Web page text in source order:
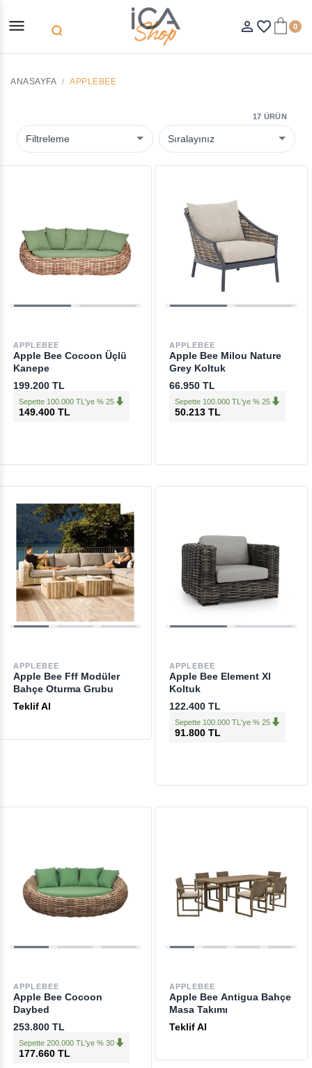
menu search person_outline favorite_border 0
ANASAYFA APPLEBEE
Filtreleme
17 ÜRÜN
APPLEBEE
Apple Bee Cocoon Üçlü
Kanepe
199.200 TL
Sepette 100.000 TL'ye % 25
149.400 TL
APPLEBEE
Apple Bee Milou Nature
Grey Koltuk
66.950 TL
Sepette 100.000 TL'ye % 25
50.213 TL
APPLEBEE
Apple Bee Fff Modüler
Bahçe Oturma Grubu
Teklif Al
APPLEBEE
Apple Bee Element Xl
Koltuk
122.400 TL
Sepette 100.000 TL'ye % 25
91.800 TL
APPLEBEE
Apple Bee Cocoon
Daybed
253.800 TL
Sepette 200.000 TL'ye % 30
177.660 TL
APPLEBEE
Apple Bee Antigua Bahçe
Masa Takımı
Teklif Al